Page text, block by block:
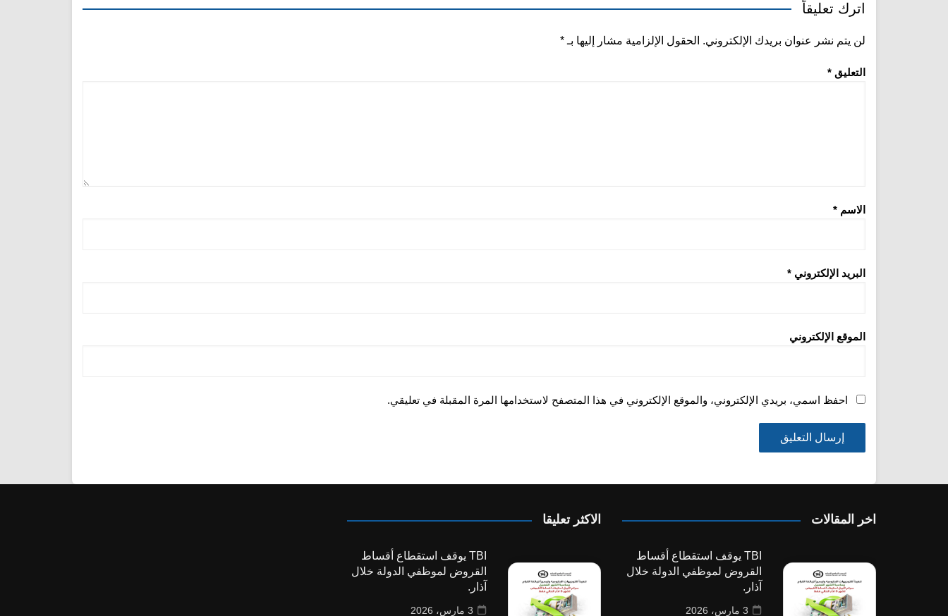
اترك تعليقاً
لن يتم نشر عنوان بريدك الإلكتروني. الحقول الإلزامية مشار إليها بـ *
التعليق *
الاسم *
البريد الإلكتروني *
الموقع الإلكتروني
احفظ اسمي، بريدي الإلكتروني، والموقع الإلكتروني في هذا المتصفح لاستخدامها المرة المقبلة في تعليقي.
اخر المقالات
TBI يوقف استقطاع أقساط
القروض لموظفي الدولة خلال
آذار.
3 مارس، 2026
الاكثر تعليقا
TBI يوقف استقطاع أقساط
القروض لموظفي الدولة خلال
آذار.
3 مارس، 2026